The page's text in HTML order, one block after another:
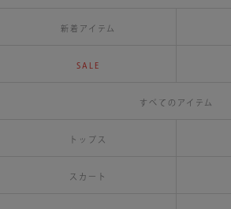
新着アイテム
SALE
すべてのアイテム
トップス
スカート